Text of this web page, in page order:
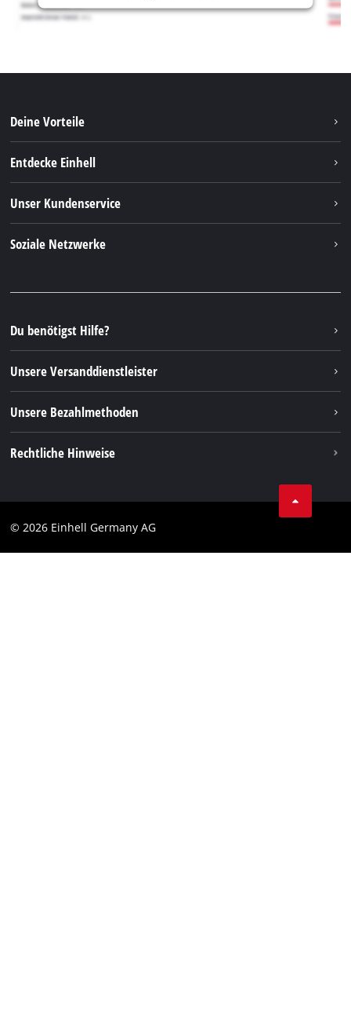
Deine Vorteile
Entdecke Einhell
Nachhaltigkeit
Unser Kundenservice
FAQs
Rücksendungen / Widerruf
Verpackungsrichtlinien
Hinweise zur Batterieentsorgung
Vertrag widerrufen
Soziale Netzwerke
Instagram
TikTok
Pinterest
Linkedin
Du benötigst Hilfe?
Unsere Versanddienstleister
Unsere Bezahlmethoden
Rechtliche Hinweise
Impressum
© 2026 Einhell Germany AG